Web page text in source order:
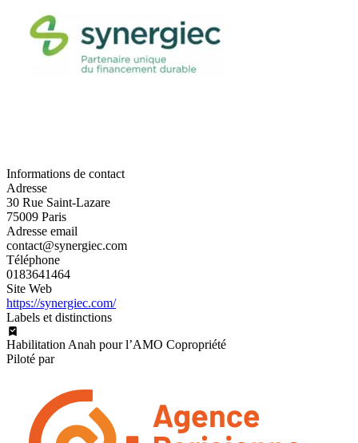
Informations de contact
Adresse
30 Rue Saint-Lazare
75009 Paris
Adresse email
contact@synergiec.com
Téléphone
0183641464
Site Web
https://synergiec.com/
Labels et distinctions
Habilitation Anah pour l’AMO Copropriété
Piloté par